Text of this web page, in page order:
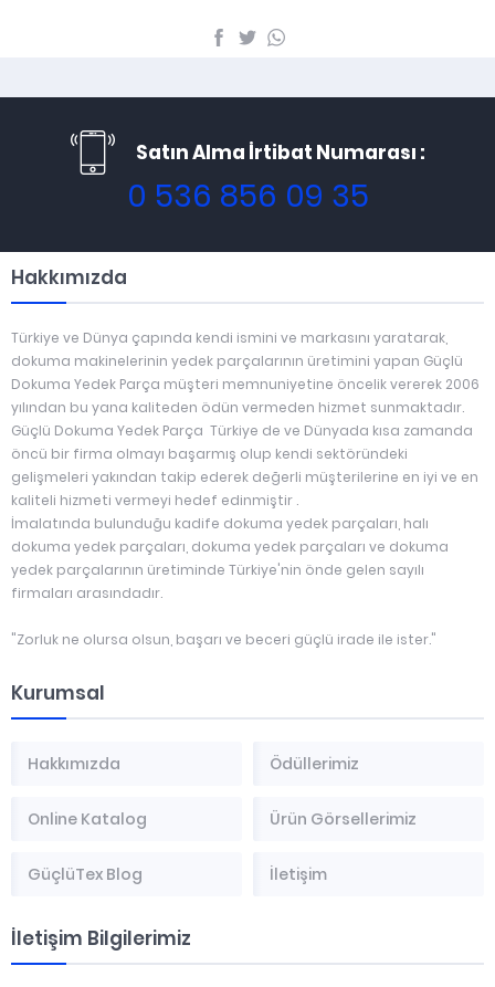
Satın Alma İrtibat Numarası :
0 536 856 09 35
Hakkımızda
Türkiye ve Dünya çapında kendi ismini ve markasını yaratarak,
dokuma makinelerinin yedek parçalarının üretimini yapan Güçlü
Dokuma Yedek Parça müşteri memnuniyetine öncelik vererek 2006
yılından bu yana kaliteden ödün vermeden hizmet sunmaktadır.
Güçlü Dokuma Yedek Parça Türkiye de ve Dünyada kısa zamanda
öncü bir firma olmayı başarmış olup kendi sektöründeki
gelişmeleri yakından takip ederek değerli müşterilerine en iyi ve en
kaliteli hizmeti vermeyi hedef edinmiştir .
İmalatında bulunduğu kadife dokuma yedek parçaları, halı
dokuma yedek parçaları, dokuma yedek parçaları ve dokuma
yedek parçalarının üretiminde Türkiye'nin önde gelen sayılı
firmaları arasındadır.
"Zorluk ne olursa olsun, başarı ve beceri güçlü irade ile ister."
Kurumsal
Hakkımızda Ödüllerimiz
Online Katalog Ürün Görsellerimiz
GüçlüTex Blog İletişim
İletişim Bilgilerimiz